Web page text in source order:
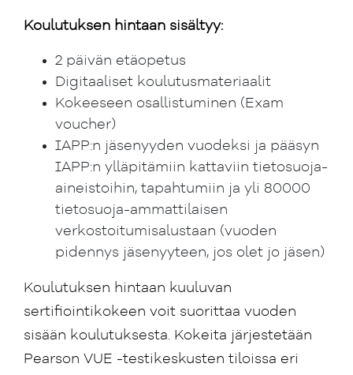
Koulutuksen hintaan sisältyy:
2 päivän etäopetus
Digitaaliset koulutusmateriaalit
Kokeeseen osallistuminen (Exam
voucher)
IAPP:n jäsenyyden vuodeksi ja pääsyn
IAPP:n ylläpitämiin kattaviin tietosuoja-
aineistoihin, tapahtumiin ja yli 80000
tietosuoja-ammattilaisen
verkostoitumisalustaan (vuoden
pidennys jäsenyyteen, jos olet jo jäsen)
Koulutuksen hintaan kuuluvan
sertifiointikokeen voit suorittaa vuoden
sisään koulutuksesta. Kokeita järjestetään
Pearson VUE -testikeskusten tiloissa eri